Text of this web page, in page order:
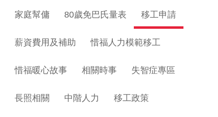
家庭幫傭 80歲免巴氏量表 移工申請
薪資費用及補助 惜福人力模範移工
惜福暖心故事 相關時事 失智症專區
長照相關 中階人力 移工政策